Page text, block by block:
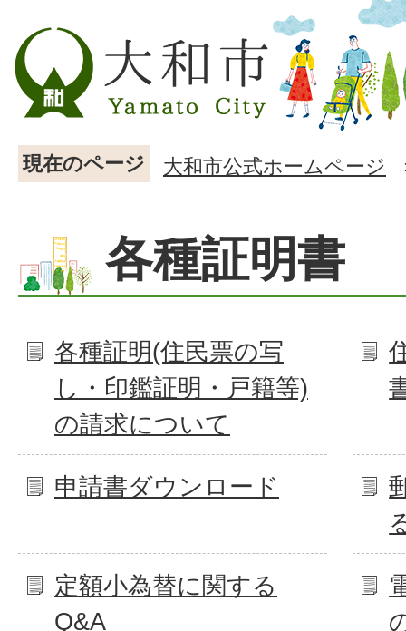
現在のページ 大和市公式ホームページ
各種証明書
各種証明(住民票の写
し・印鑑証明・戸籍等)
の請求について
申請書ダウンロード
定額小為替に関する
Q&A